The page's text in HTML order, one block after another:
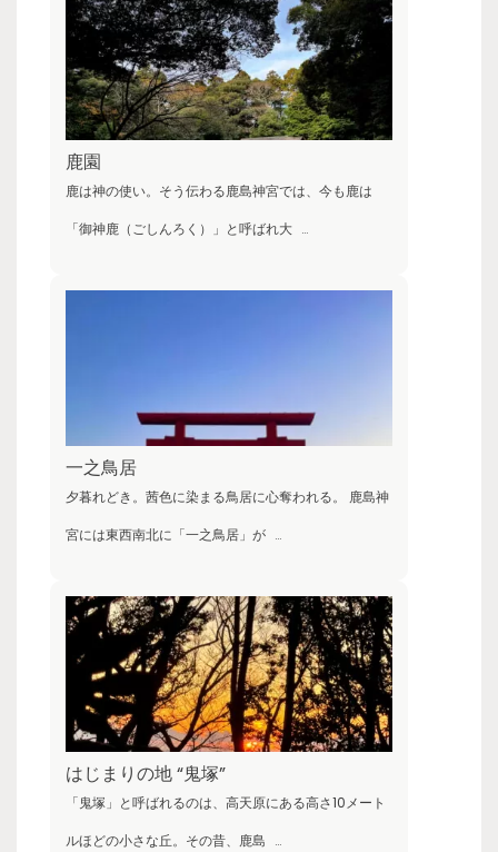
鹿園
鹿は神の使い。そう伝わる鹿島神宮では、今も鹿は
「御神鹿（ごしんろく）」と呼ばれ大 …
一之鳥居
夕暮れどき。茜色に染まる鳥居に心奪われる。 鹿島神
宮には東西南北に「一之鳥居」が …
はじまりの地 “鬼塚”
「鬼塚」と呼ばれるのは、高天原にある高さ10メート
ルほどの小さな丘。その昔、鹿島 …